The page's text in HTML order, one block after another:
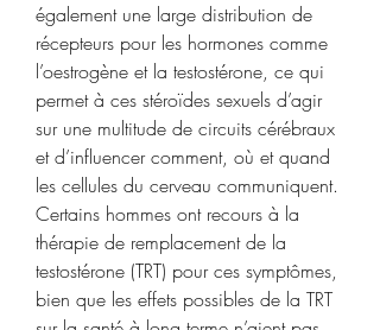
également une large distribution de
récepteurs pour les hormones comme
l’oestrogène et la testostérone, ce qui
permet à ces stéroïdes sexuels d’agir
sur une multitude de circuits cérébraux
et d’influencer comment, où et quand
les cellules du cerveau communiquent.
Certains hommes ont recours à la
thérapie de remplacement de la
testostérone (TRT) pour ces symptômes,
bien que les effets possibles de la TRT